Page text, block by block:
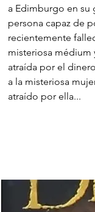
a Edimburgo en su
persona capaz de
recientemente
misteriosa médium
atraída por el
a la misteriosa
atraído por ella...